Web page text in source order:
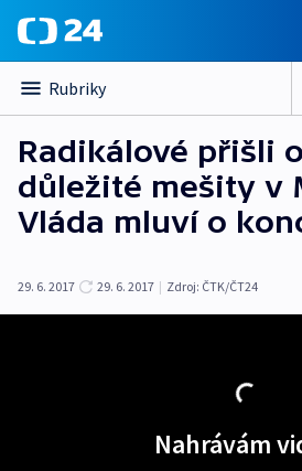
Rubriky
Radikálové přišli
důležité mešity v
Vláda mluví o
29. 6. 2017 29. 6. 2017 | Zdroj: ČTK/ČT24
Nahrávám